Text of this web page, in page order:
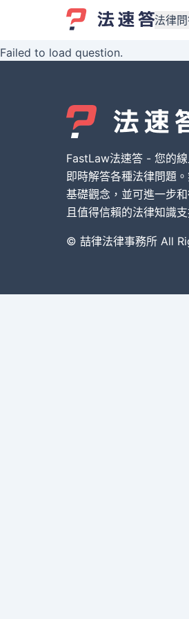
法律
婚姻與監
債務與債
刑事犯罪
其他案件
Failed to load question.
FastLaw法速答 - 您的
即時解答各種法律問題
基礎觀念，並可進一步
且值得信賴的法律知識支
© 喆律法律事務所 All